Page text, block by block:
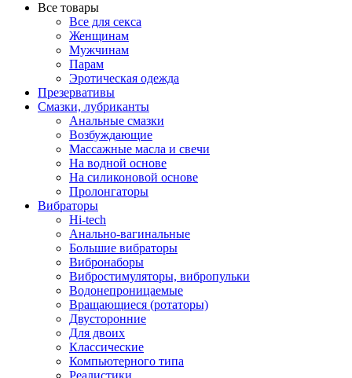
Все товары
Все для секса
Женщинам
Мужчинам
Парам
Эротическая одежда
Презервативы
Смазки, лубриканты
Анальные смазки
Возбуждающие
Массажные масла и свечи
На водной основе
На силиконовой основе
Пролонгаторы
Вибраторы
Hi-tech
Анально-вагинальные
Большие вибраторы
Вибронаборы
Вибростимуляторы, вибропульки
Водонепроницаемые
Вращающиеся (ротаторы)
Двусторонние
Для двоих
Классические
Компьютерного типа